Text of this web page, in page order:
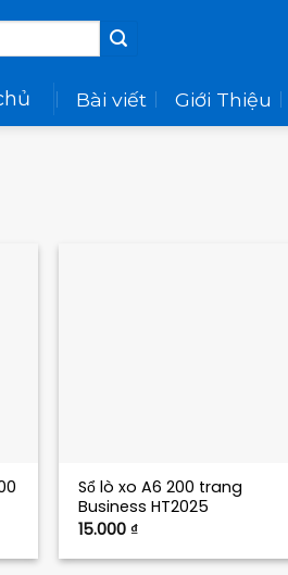
Bài viết Giới Thiệu
Sổ lò xo A6 200 trang
Business HT2025
15.000 ₫